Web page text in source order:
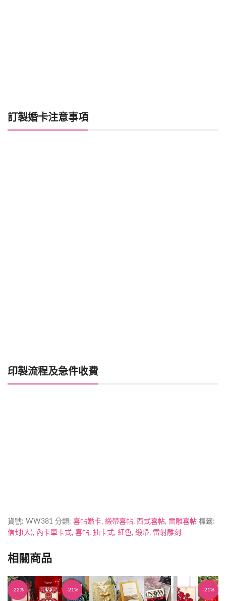
訂製婚卡注意事項
印製流程及急件收費
貨號: WW381 分類: 喜帖婚卡, 緞帶喜帖, 西式喜帖, 雷雕喜帖 標籤:
信封(大), 內卡單卡式, 喜帖, 抽卡式, 紅色, 緞帶, 雷射雕刻
相關商品
-22% -21% -21%